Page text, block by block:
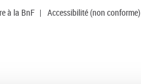
à la BnF | Accessibilité (non conforme)